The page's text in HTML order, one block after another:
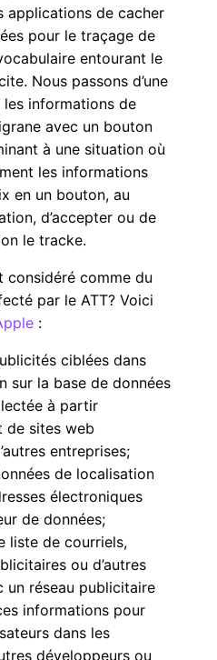
applications de cacher
pour le traçage de
entourant le
Nous passons d’une
informations de
avec un bouton
à une situation où
les informations
en un bouton, au
d’accepter ou de
le tracke.
considéré comme du
par le ATT? Voici
:
ciblées dans
sur la base de données
à partir
de sites web
entreprises;
de localisation
électroniques
de données;
liste de courriels,
ou d’autres
un réseau publicitaire
informations pour
dans les
développeurs ou